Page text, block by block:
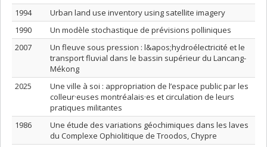
1994
Urban land use inventory using satellite imagery
1990
Un modèle stochastique de prévisions polliniques
2007
Un fleuve sous pression : l&apos;hydroélectricité et le
transport fluvial dans le bassin supérieur du Lancang-
Mékong
2025
Une ville à soi : appropriation de l’espace public par les
colleur·euses montréalais·es et circulation de leurs
pratiques militantes
1986
Une étude des variations géochimiques dans les laves
du Complexe Ophiolitique de Troodos, Chypre